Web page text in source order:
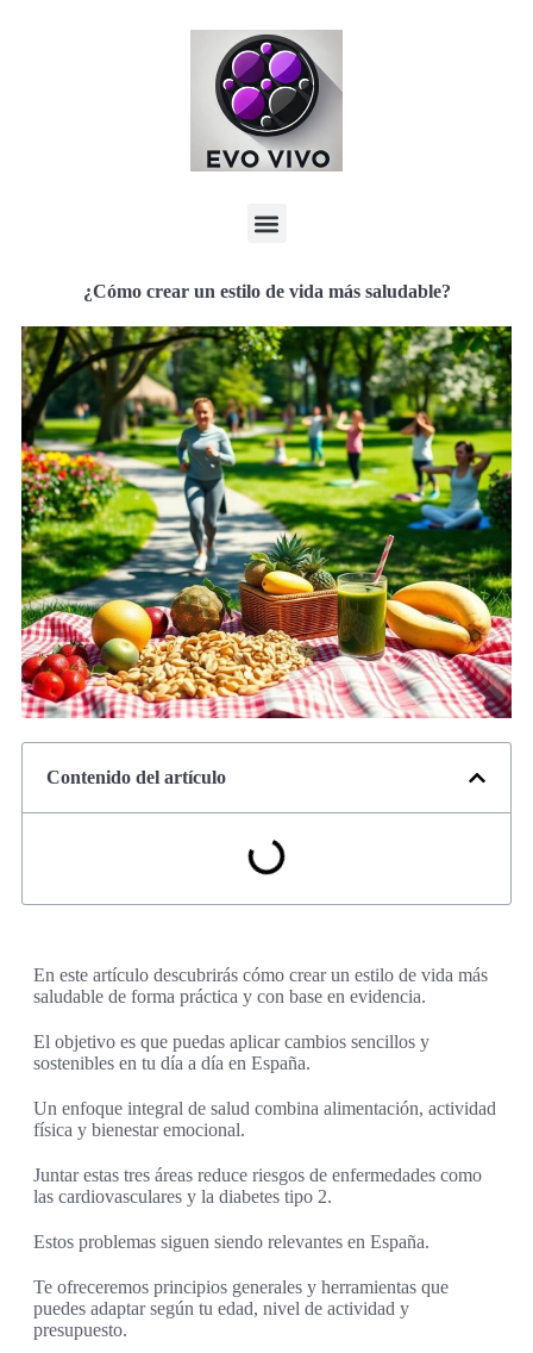
¿Cómo crear un estilo de vida más saludable?
Contenido del artículo
En este artículo descubrirás cómo crear un estilo de vida más
saludable de forma práctica y con base en evidencia.
El objetivo es que puedas aplicar cambios sencillos y
sostenibles en tu día a día en España.
Un enfoque integral de salud combina alimentación, actividad
física y bienestar emocional.
Juntar estas tres áreas reduce riesgos de enfermedades como
las cardiovasculares y la diabetes tipo 2.
Estos problemas siguen siendo relevantes en España.
Te ofreceremos principios generales y herramientas que
puedes adaptar según tu edad, nivel de actividad y
presupuesto.